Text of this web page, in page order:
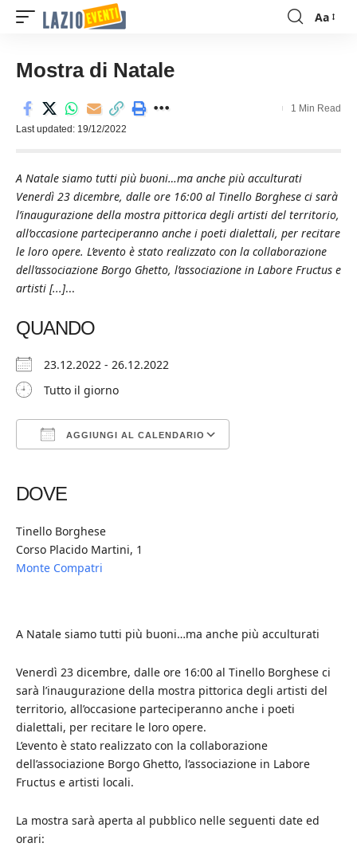
Font
Aa
Mostra di Natale
Last updated: 19/12/2022
1 Min Read
A Natale siamo tutti più buoni…ma anche più acculturati
Venerdì 23 dicembre, dalle ore 16:00 al Tinello Borghese ci sarà
l’inaugurazione della mostra pittorica degli artisti del territorio,
all’occasione parteciperanno anche i poeti dialettali, per recitare
le loro opere. L’evento è stato realizzato con la collaborazione
dell’associazione Borgo Ghetto, l’associazione in Labore Fructus e
artisti [...]...
QUANDO
23.12.2022 - 26.12.2022
Tutto il giorno
AGGIUNGI AL CALENDARIO
DOVE
Tinello Borghese
Corso Placido Martini, 1
Monte Compatri
A Natale siamo tutti più buoni…ma anche più acculturati
Venerdì 23 dicembre, dalle ore 16:00 al Tinello Borghese ci
sarà l’inaugurazione della mostra pittorica degli artisti del
territorio, all’occasione parteciperanno anche i poeti
dialettali, per recitare le loro opere.
L’evento è stato realizzato con la collaborazione
dell’associazione Borgo Ghetto, l’associazione in Labore
Fructus e artisti locali.
La mostra sarà aperta al pubblico nelle seguenti date ed
orari: